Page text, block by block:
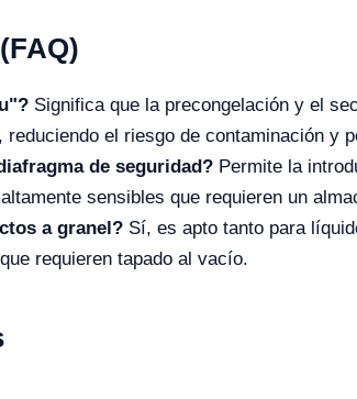
Significa que la precongelación y el
el riesgo de contaminación y
de seguridad? Permite la
sensibles que requieren un
a granel? Sí, es apto tanto para
requieren tapado al vacío.